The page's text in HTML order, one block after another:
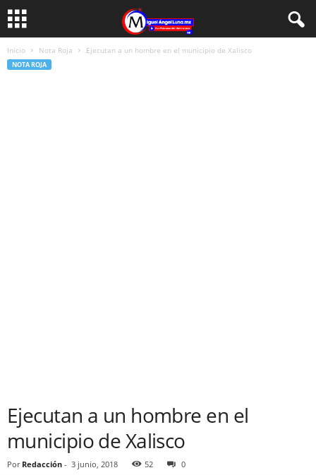
Inicio Nota Roja Ejecutan a un hombre en el municipio de Xalisco
NOTA ROJA
Ejecutan a un hombre en el
municipio de Xalisco
Por Redacción - 3 junio, 2018 52 0